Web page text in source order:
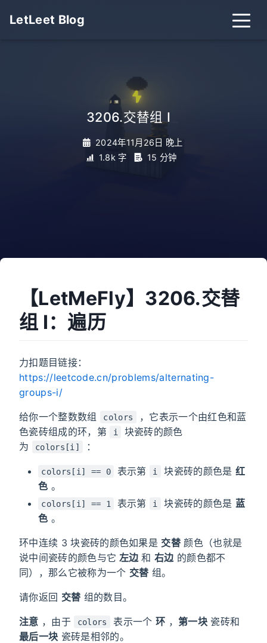
LetLeet Blog
3206.交替组 I
2024年11月26日 晚上
1.8k 字
15 分钟
【LetMeFly】3206.交替
组 I：遍历
力扣题目链接：
https://leetcode.cn/problems/alternating-
groups-i/
给你一个整数数组 colors
，它表示一个由红色和蓝
色瓷砖组成的环，第
i
块瓷砖的颜色
为
colors[i] ：
colors[i] == 0 表示第 i 块瓷砖的颜色是红
色 。
colors[i] == 1 表示第 i 块瓷砖的颜色是 蓝
色 。
环中连续 3 块瓷砖的颜色如果是 交替 颜色（也就是
说中间瓷砖的颜色与它 左边 和右边 的颜色都不
同），那么它被称为一个 交替 组。
请你返回 交替 组的数目。
注意 ，由于 colors 表示一个 环 ， 第一块瓷砖和
最后一块 瓷砖是相邻的。